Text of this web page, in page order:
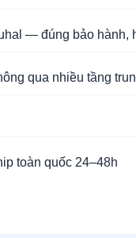
— đúng bảo hành,
qua nhiều tầng
toàn quốc 24–48h